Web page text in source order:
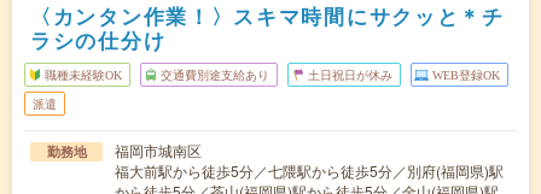
〈カンタン作業！〉スキマ時間にサクッと＊チ
ラシの仕分け
職種未経験OK 交通費別途支給あり 土日祝日が休み WEB登録OK
派遣
勤務地
福岡市城南区
福大前駅から徒歩5分／七隈駅から徒歩5分／別府(福岡県)駅